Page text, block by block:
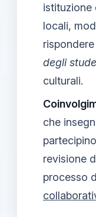
istituzione
locali,
degli
culturali.
che
revisione
processo